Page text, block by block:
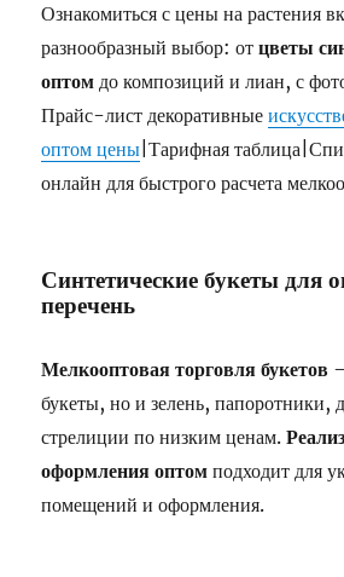
Ознакомиться с цены на растения
разнообразный выбор: отцветы
оптом до композиций и лиан, с
Прайс-лист декоративные
оптом цены |Тарифная
онлайн для быстрого расчета
Синтетические букеты для
перечень
Мелкооптовая торговля букетов
букеты, но и зелень, папоротники,
стрелиции по низким ценам.
оформления оптом подходит для
помещений и оформления.